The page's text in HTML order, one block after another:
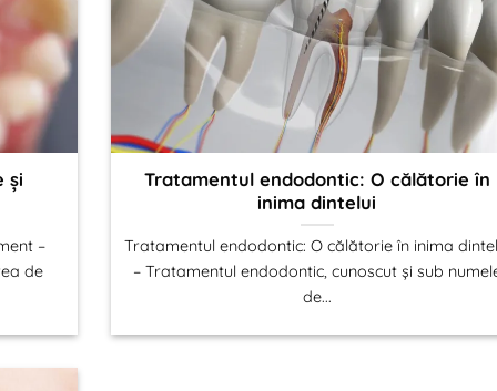
și
–
de
Tratamentul endodontic: O călătorie în
inima dintelui
Tratamentul endodontic: O călătorie în inima
– Tratamentul endodontic, cunoscut și sub
de...